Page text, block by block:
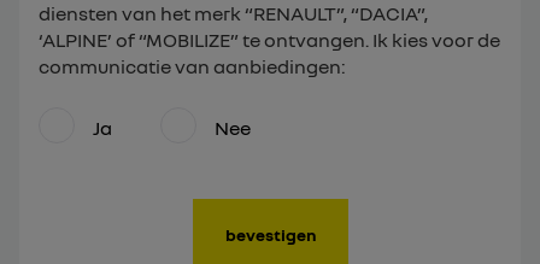
diensten van het merk “RENAULT”, “DACIA”,
‘ALPINE’ of “MOBILIZE” te ontvangen. Ik kies voor de
communicatie van aanbiedingen:
Ja Nee
bevestigen